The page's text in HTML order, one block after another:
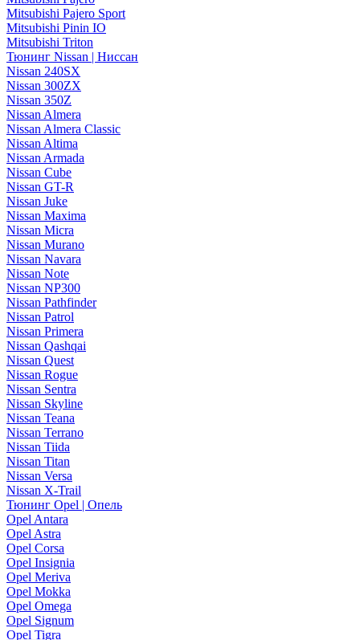
Mitsubishi Pajero Sport
Mitsubishi Pinin IO
Mitsubishi Triton
Тюнинг Nissan | Ниссан
Nissan 240SX
Nissan 300ZX
Nissan 350Z
Nissan Almera
Nissan Almera Classic
Nissan Altima
Nissan Armada
Nissan Cube
Nissan GT-R
Nissan Juke
Nissan Maxima
Nissan Micra
Nissan Murano
Nissan Navara
Nissan Note
Nissan NP300
Nissan Pathfinder
Nissan Patrol
Nissan Primera
Nissan Qashqai
Nissan Quest
Nissan Rogue
Nissan Sentra
Nissan Skyline
Nissan Teana
Nissan Terrano
Nissan Tiida
Nissan Titan
Nissan Versa
Nissan X-Trail
Тюнинг Opel | Опель
Opel Antara
Opel Astra
Opel Corsa
Opel Insignia
Opel Meriva
Opel Mokka
Opel Omega
Opel Signum
Opel Tigra